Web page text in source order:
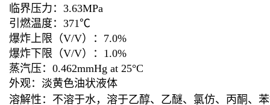
临界压力：3.63MPa
引燃温度：371℃
爆炸上限（V/V）：7.0%
爆炸下限（V/V）：1.0%
蒸汽压：0.462mmHg at 25°C
外观：淡黄色油状液体
溶解性：不溶于水，溶于乙醇、乙醚、氯仿、丙酮、